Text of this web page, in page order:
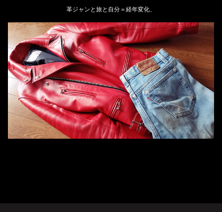
革ジャンと旅と自分＝経年変化、